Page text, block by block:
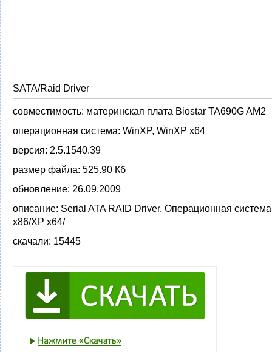
SATA/Raid Driver
совместимость: материнская плата Biostar TA690G AM2
операционная система: WinXP, WinXP x64
версия: 2.5.1540.39
размер файла: 525.90 Кб
обновление: 26.09.2009
описание: Serial ATA RAID Driver. Операционная
x86/XP x64/
скачали: 15445